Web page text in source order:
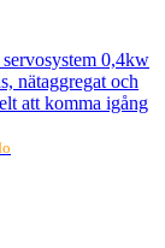
0,4kw
nätaggregat och
att komma igång